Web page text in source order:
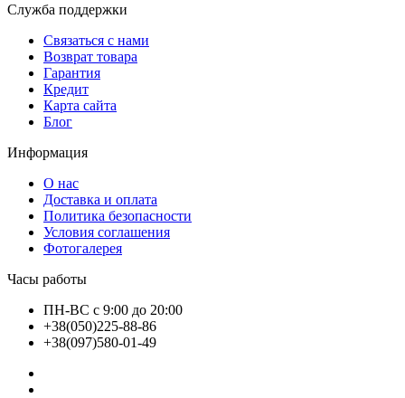
Служба поддержки
Связаться с нами
Возврат товара
Гарантия
Кредит
Карта сайта
Блог
Информация
О нас
Доставка и оплата
Политика безопасности
Условия соглашения
Фотогалерея
Часы работы
ПН-ВС с 9:00 до 20:00
+38(050)225-88-86
+38(097)580-01-49